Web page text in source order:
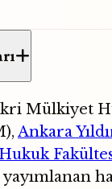
Mülkiyet
Ankara
Hukuk
yayımlanan